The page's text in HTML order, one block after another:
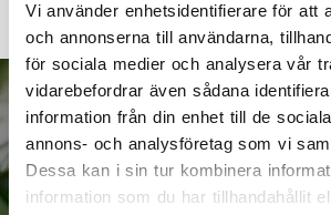
Vi använder enhetsidentifierare för att
och annonserna till användarna,
för sociala medier och analysera vår
vidarebefordrar även sådana
information från din enhet till de
annons- och analysföretag som vi
Dessa kan i sin tur kombinera
information som du har tillhandahållit
HÅLL